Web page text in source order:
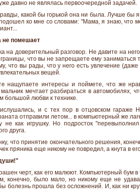
давно не являлась первоочередной задачей.
какой бы горькой она ни была. Лучше бы
ко мне со словами: "Мама, я знаю, что
не помешает
на доверительный разговор. Не давите на
что вы не запрещаете ему заниматься
что вы рады, что у него есть увлечение
вещей.
нащупаете интересы и поймете, что же
мечтает разбираться в автомобилях,
большой любви к технике.
и с тех пор в отцовском гараже
отправили летом... в компьютерный же
не как игрушку. Но подросток
друга.
что принятие окончательного решения,
пряника еще никому не повредил, а кнута в
черт, как его малюют. Компьютерный бум
конечно, было мало, но никому еще не
болезнь прошла без осложнений. И, как ни